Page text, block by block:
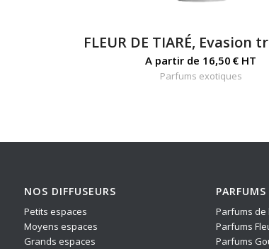
FLEUR DE TIARÉ, Evasion
A partir de 16,50 € HT
Parfums exotiques
NOS DIFFUSEURS
Petits espaces
Moyens espaces
Grands espaces
Parfums de
Parfums
Parfums